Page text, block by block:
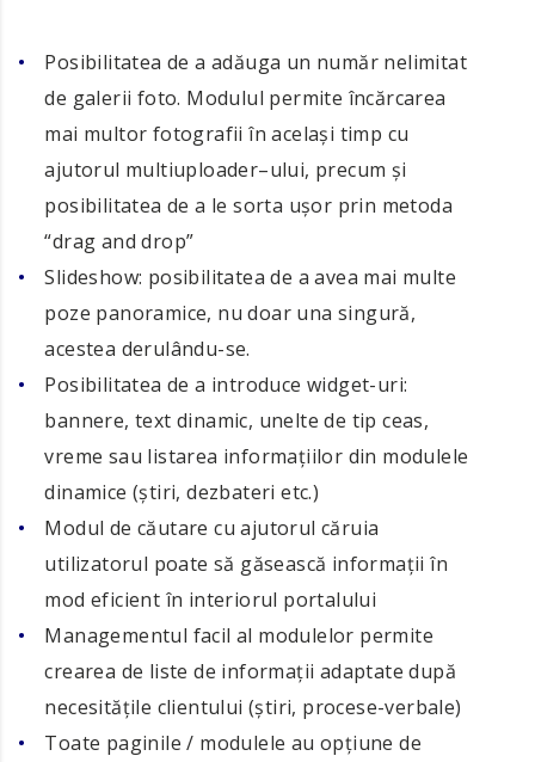
Posibilitatea de a adăuga un număr nelimitat
de galerii foto. Modulul permite încărcarea
mai multor fotografii în același timp cu
ajutorul multiuploader–ului, precum și
posibilitatea de a le sorta ușor prin metoda
“drag and drop”
Slideshow: posibilitatea de a avea mai multe
poze panoramice, nu doar una singură,
acestea derulându-se.
Posibilitatea de a introduce widget-uri:
bannere, text dinamic, unelte de tip ceas,
vreme sau listarea informațiilor din modulele
dinamice (știri, dezbateri etc.)
Modul de căutare cu ajutorul căruia
utilizatorul poate să găsească informații în
mod eficient în interiorul portalului
Managementul facil al modulelor permite
crearea de liste de informații adaptate după
necesitățile clientului (știri, procese-verbale)
Toate paginile / modulele au opțiune de